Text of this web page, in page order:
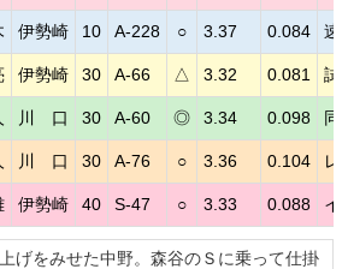
伊勢崎 10 A-228 ○ 3.37 0.084 速
伊勢崎 30 A-66 △ 3.32 0.081 試
川 口 30 A-60 ◎ 3.34 0.098 同
川 口 30 A-76 ○ 3.36 0.104 レ
伊勢崎 40 S-47 ○ 3.33 0.088 イ
げをみせた中野。森谷のＳに乗って仕掛